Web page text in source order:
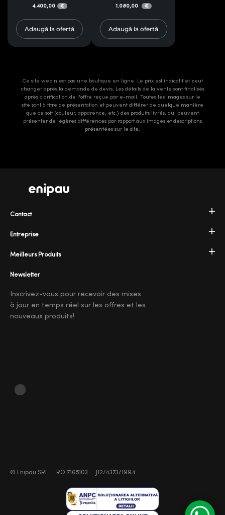
4.400,00
€
Adaugă la ofertă
1.080,00 €
Adaugă la ofertă
Ce site web n'est pas une boutique en ligne. Le prix est indicatif et peut
changer après la demande de devis. Les détails de la vente sont finalisés
après clarification de l'offre reçue par e-mail. Toutes les images sur le
site sont à titre de présentation et peuvent différer de quelque manière
que ce soit (couleur, apparence, etc.) des produits livrés, qui peuvent
présenter de légères différences par rapport aux images et descriptions
présentées sur le site.
Entreprise
Meilleurs Produits
Contact
Newsletter
Inscrivez-vous pour recevoir des mises
à jour en temps réel sur les offres et les
nouveaux produits!
© Enipau SRL RO 7165103 J12/4373/1994